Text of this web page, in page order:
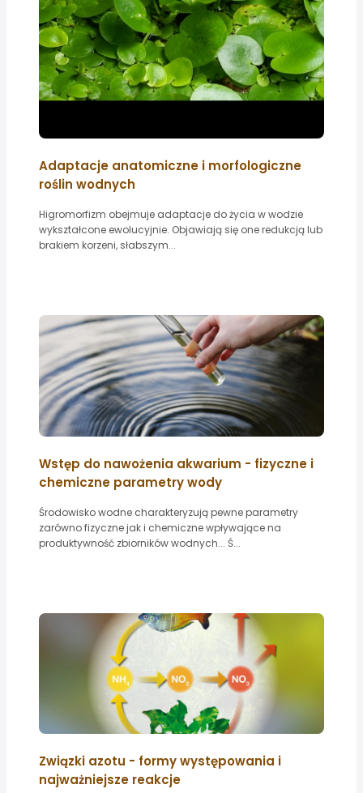
Adaptacje anatomiczne i morfologiczne
roślin wodnych
Higromorfizm obejmuje adaptacje do życia w wodzie
wykształcone ewolucyjnie. Objawiają się one redukcją lub
brakiem korzeni, słabszym...
Wstęp do nawożenia akwarium - fizyczne i
chemiczne parametry wody
Środowisko wodne charakteryzują pewne parametry
zarówno fizyczne jak i chemiczne wpływające na
produktywność zbiorników wodnych... Ś...
Związki azotu - formy występowania i
najważniejsze reakcje